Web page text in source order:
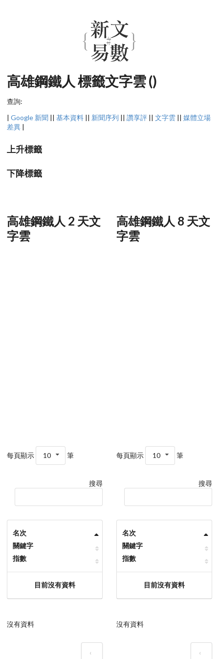
高雄鋼鐵人 標籤文字雲 ()
查詢:
| Google 新聞 || 基本資料 || 新聞序列 || 讚享評 || 文字雲 || 媒體立場
差異 |
上升標籤
下降標籤
高雄鋼鐵人 2 天文
字雲
每頁顯示 10 筆
搜尋
名次
關鍵字
指數
目前沒有資料
沒有資料
‹
高雄鋼鐵人 8 天文
字雲
每頁顯示 10 筆
搜尋
名次
關鍵字
指數
目前沒有資料
沒有資料
‹